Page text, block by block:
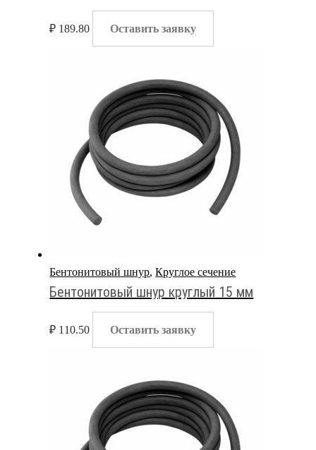
₽ 189.80 Оставить заявку
Бентонитовый шнур,Круглое сечение
Бентонитовый шнур круглый 15 мм
₽ 110.50 Оставить заявку